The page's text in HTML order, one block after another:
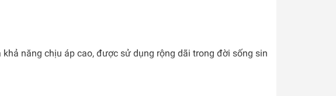
năng chịu áp cao, được sử dụng rộng dãi trong đời sống sin